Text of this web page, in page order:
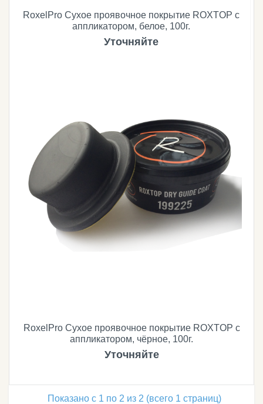
RoxelPro Сухое проявочное покрытие ROXTOP с
аппликатором, белое, 100г.
Уточняйте
RoxelPro Сухое проявочное покрытие ROXTOP с
аппликатором, чёрное, 100г.
Уточняйте
Показано с 1 по 2 из 2 (всего 1 страниц)